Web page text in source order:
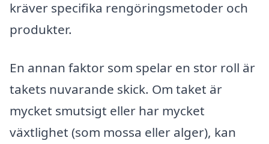
kräver specifika rengöringsmetoder och
produkter.
En annan faktor som spelar en stor roll är
takets nuvarande skick. Om taket är
mycket smutsigt eller har mycket
växtlighet (som mossa eller alger), kan